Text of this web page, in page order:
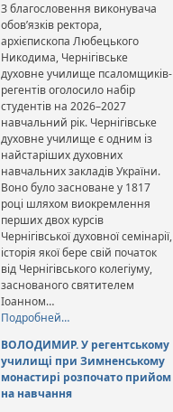
З благословення виконувача
обов’язків ректора,
архієпископа Любецького
Никодима, Чернігівське
духовне училище псаломщиків-
регентів оголосило набір
студентів на 2026–2027
навчальний рік. Чернігівське
духовне училище є одним із
найстаріших духовних
навчальних закладів України.
Воно було засноване у 1817
році шляхом виокремлення
перших двох курсів
Чернігівської духовної семінарії,
історія якої бере свій початок
від Чернігівського колегіуму,
заснованого святителем
Іоанном…
Подробней…
ВОЛОДИМИР. У регентському
училищі при Зимненському
монастирі розпочато прийом
на навчання